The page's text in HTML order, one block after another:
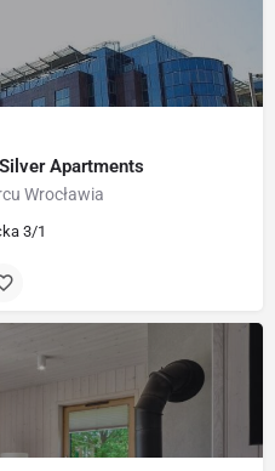
Apartments
Wrocławia
3/1